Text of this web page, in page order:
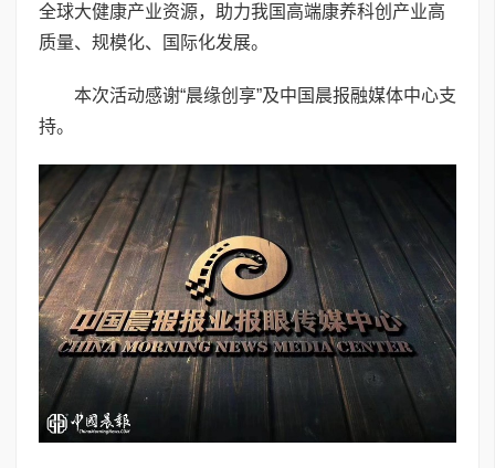
全球大健康产业资源，助力我国高端康养科创产业高
质量、规模化、国际化发展。
本次活动感谢“晨缘创享”及中国晨报融媒体中心支
持。